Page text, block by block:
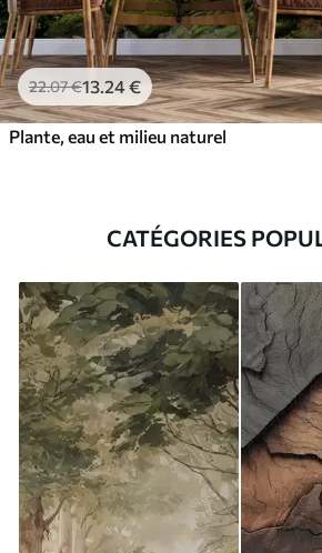
22.07€13.24€
Plante, eau et milieu naturel
CATÉGORIES